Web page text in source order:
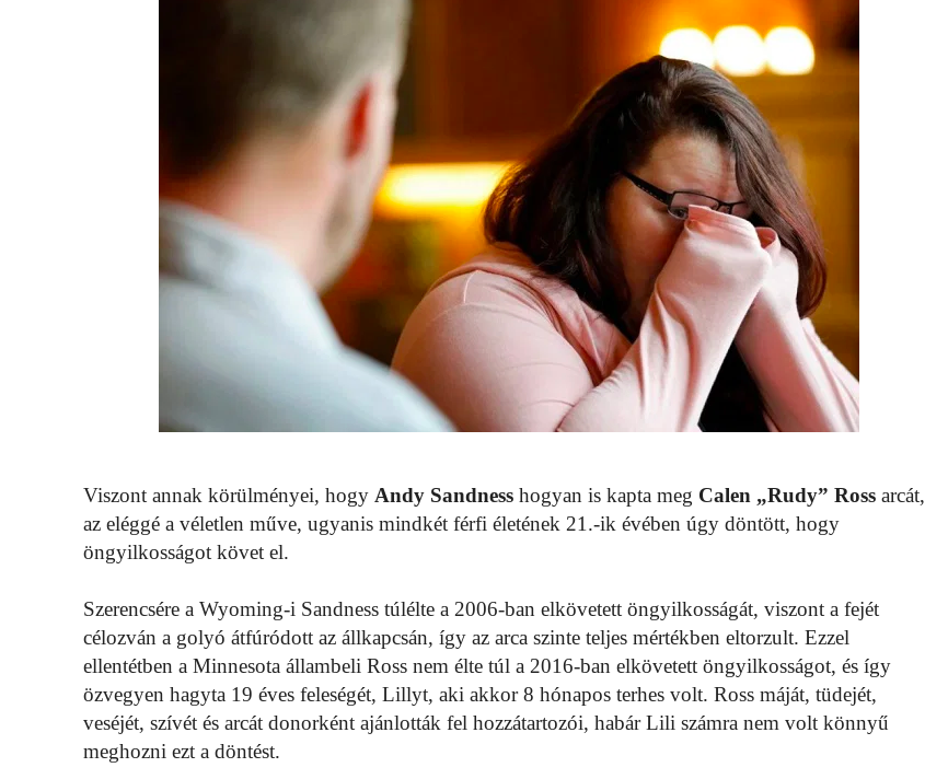
Viszont annak körülményei, hogy Andy Sandness hogyan is kapta meg Calen „Rudy” Ross arcát,
az eléggé a véletlen műve, ugyanis mindkét férfi életének 21.-ik évében úgy döntött, hogy
öngyilkosságot követ el.
Szerencsére a Wyoming-i Sandness túlélte a 2006-ban elkövetett öngyilkosságát, viszont a fejét
célozván a golyó átfúródott az állkapcsán, így az arca szinte teljes mértékben eltorzult. Ezzel
ellentétben a Minnesota állambeli Ross nem élte túl a 2016-ban elkövetett öngyilkosságot, és így
özvegyen hagyta 19 éves feleségét, Lillyt, aki akkor 8 hónapos terhes volt. Ross máját, tüdejét,
veséjét, szívét és arcát donorként ajánlották fel hozzátartozói, habár Lili számra nem volt könnyű
meghozni ezt a döntést.